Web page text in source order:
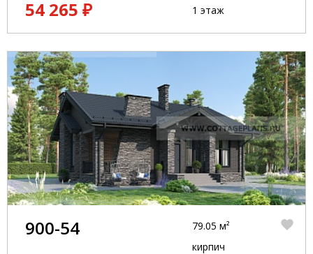
54 265 ₽
1 этаж
900-54
79.05 м²
кирпич